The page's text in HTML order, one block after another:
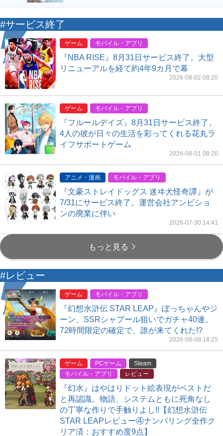
#サービス終了
ゲーム モバイル・アプリ
『NBA RISE』8月31日サービス終了。大型
リニューアルを経て約4年9カ月で幕
2026-08-02 08:20
ゲーム モバイル・アプリ
『フルールデイズ』8月31日サービス終了。
4人の彼が日々の生活を彩ってくれる花丸ラ
イフサポートゲーム
2026-08-01 08:20
アニメ・漫画 モバイル・アプリ
『文豪ストレイドッグス 迷ヰ犬怪奇譚』が
7/31にサービス終了。運営会社アンビショ
ンの廃業に伴い
2026-07-30 14:41
もっと見る
#レビュー
ゲーム モバイル・アプリ
『幻想水滸伝 STAR LEAP』ぼっちゃんやジ
ーン、SSRシャプール狙いでガチャ40連。
72時間限定の確定で、誰が来てくれた!?
2026-08-08 18:25
ゲーム PCゲーム
Steam
モバイル・アプリ
レビュー
『幻水』はやはりドット絵表現がベストだ
と再認識。物語、システムともに死角なし
の丁寧な作りで手触りよし!!【幻想水滸伝
STAR LEAPレビュー④ナンバリング全作ク
リア済：おすすめ度9点】